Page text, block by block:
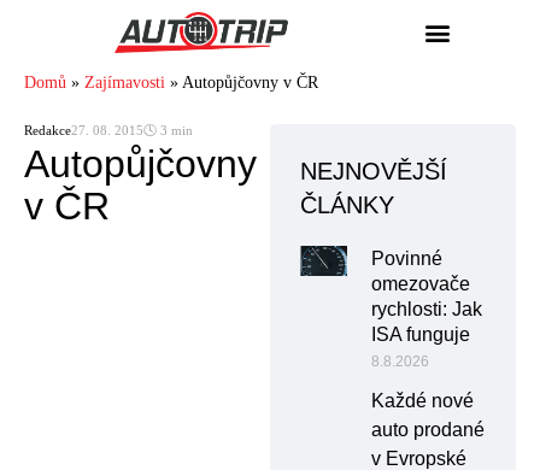
Domů » Zajímavosti » Autopůjčovny v ČR
Redakce27. 08. 2015🕓 3 min
Autopůjčovny
v ČR
NEJNOVĚJŠÍ
ČLÁNKY
Povinné
omezovače
rychlosti: Jak
ISA funguje
8.8.2026
Každé nové
auto prodané
v Evropské